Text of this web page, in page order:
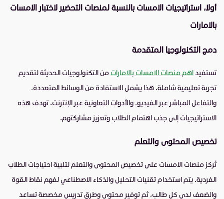
أولا، استراتيجيات الامسات بالنسبة لمنصات التحضير لاختبار الامسات
بالامارات
دمج التكنولوجيا المتقدمة
تستفيد اهم منصات الامسات بالامارات من التكنولوجيات الحديثة لتقديم
تجربة تعليمية شاملة. هذا يشمل الاستفادة من الوسائط المتعددة،
والتفاعل المباشر عبر الفيديو، والأدوات التعاونية عبر الإنترنت. تهدف هذه
الاستراتيجيات إلى جذب اهتمام الطلاب وتعزيز مشاركتهم.
تخصيص المحتوى والتعلم
تُركز منصات الامسات على تخصيص المحتوى والتعلم لتلبية احتياجات الطلاب
الفردية. يتم استخدام تقنيات التحليل والذكاء الاصطناعي لفهم نقاط القوة
والضعف لدى كل طالب، ثم توفير محتوى وطرق تدريس مخصصة تساعد